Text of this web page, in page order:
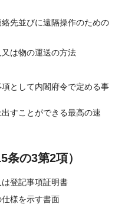
先並びに遠隔操作のための
は物の運送の方法
として内閣府令で定める事
すことができる最高の速
の3第2項）
登記事項証明書
様を示す書面